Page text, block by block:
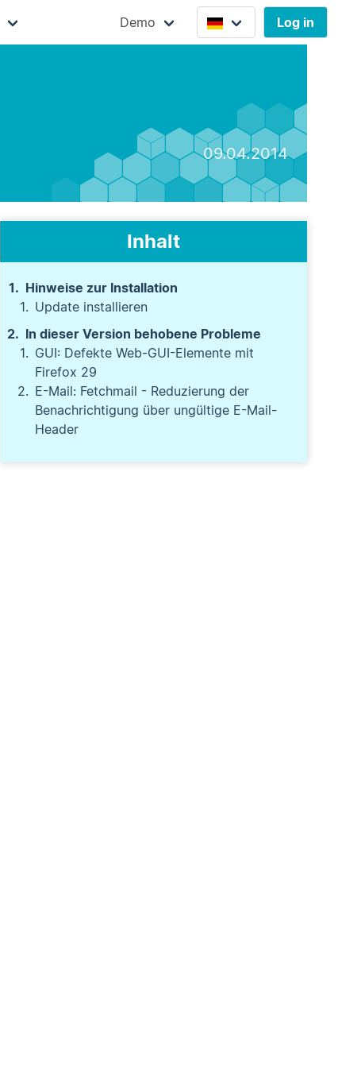
Demo Log in
09.04.2014
Inhalt
Hinweise zur Installation
Update installieren
In dieser Version behobene Probleme
GUI: Defekte Web-GUI-Elemente mit
Firefox 29
E-Mail: Fetchmail - Reduzierung der
Benachrichtigung über ungültige E-Mail-
Header